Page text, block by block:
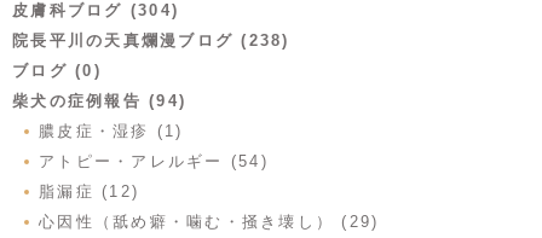
皮膚科ブログ (304)
院長平川の天真爛漫ブログ (238)
ブログ (0)
柴犬の症例報告 (94)
膿皮症・湿疹 (1)
アトピー・アレルギー (54)
脂漏症 (12)
心因性（舐め癖・噛む・掻き壊し） (29)